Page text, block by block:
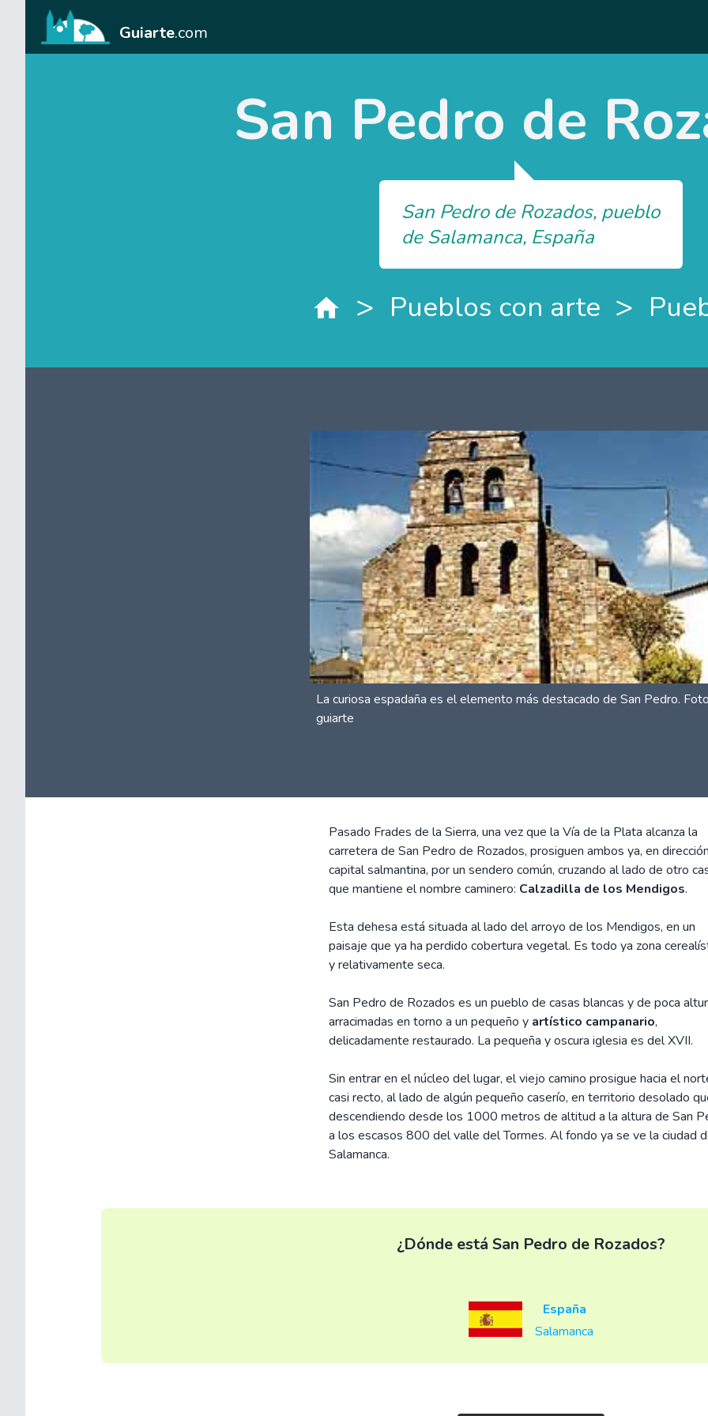
Guiarte.com
San Pedro de
San Pedro de Rozados, pueblo
de Salamanca, España
> Pueblos con arte >
La curiosa espadaña es el elemento más destacado de San Pedro.
guiarte
Pasado Frades de la Sierra, una vez que la Vía de la Plata alcanza la
carretera de San Pedro de Rozados, prosiguen ambos ya, en
capital salmantina, por un sendero común, cruzando al lado de otro
que mantiene el nombre caminero: Calzadilla de los Mendigos.
Esta dehesa está situada al lado del arroyo de los Mendigos, en un
paisaje que ya ha perdido cobertura vegetal. Es todo ya zona
y relativamente seca.
San Pedro de Rozados es un pueblo de casas blancas y de poca
arracimadas en torno a un pequeño y artístico campanario,
delicadamente restaurado. La pequeña y oscura iglesia es del XVII.
Sin entrar en el núcleo del lugar, el viejo camino prosigue hacia el
casi recto, al lado de algún pequeño caserío, en territorio desolado
descendiendo desde los 1000 metros de altitud a la altura de San
a los escasos 800 del valle del Tormes. Al fondo ya se ve la ciudad
Salamanca.
¿Dónde está San Pedro de Rozados?
España
Salamanca